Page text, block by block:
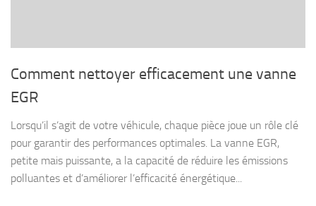
Comment nettoyer efficacement une vanne
EGR
Lorsqu’il s’agit de votre véhicule, chaque pièce joue un rôle clé
pour garantir des performances optimales. La vanne EGR,
petite mais puissante, a la capacité de réduire les émissions
polluantes et d’améliorer l’efficacité énergétique...